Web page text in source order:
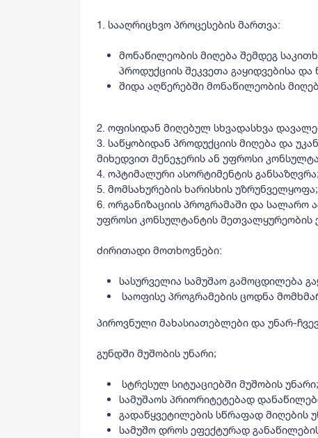
1. სააღრიცხვო პროცესების მართვა:
მონაწილეობის მიღება შემდეგ
პროდუქციის შეკვეთა გაყიდვებისა
შიდა აღწერებში მონაწილეობის
2. ოფისიდან მიღებულ სხვადასხვა
3. საწყობიდან პროდუქციის მიღება და
მიხედვით მენეჯერის ან უფროსი
4. ოპტიმალური ასორტიმენტის განსაზღვრა;
5. მომსახურების ხარისხის უზრუნველყოფა;
6. ორგანიზაციის პროგრამაში და სალარო
უფროსი კონსულტანტის მეთვალყურეობის
ძირითადი მოთხოვნები:
სასურველია სამუშაო გამოცდილება
საოფისე პროგრამების ცოდნა
პიროვნული მახასიათებლები და უნარ-
გუნდში მუშობის უნარი;
სტრესულ სიტუაციებში მუშობის უნარი;
სამუშაოს პრიორიტეტებად
გადაწყვეტილების სწრაფად მიღების
სამუშო დროს ეფექტურად